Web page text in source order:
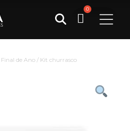
Pesquisar
Final de Ano/ Kit churrasco